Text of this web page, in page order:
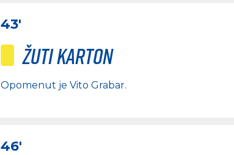
43'
Žuti karton
Opomenut je Vito Grabar.
46'